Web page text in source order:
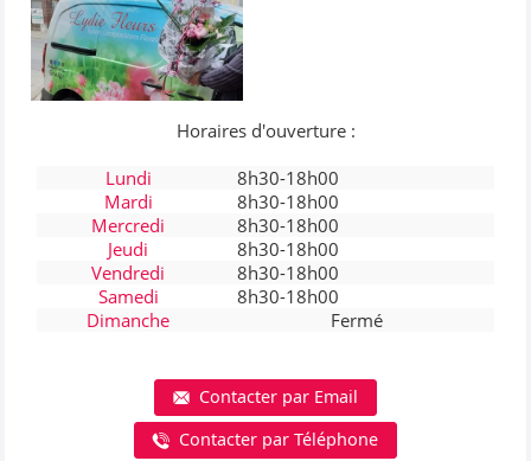
La boutiqueLydie Fleursvous accueille à
Thourotte.
Nathalie, Justine, Marie et Lydie mettent à votre
disposition leurs compétences professionnelles
Anniversaire, Baptême, communion, Mariage,
Deuil, Réception, Fêtes, ...
Horaires d'ouverture :
Lundi
8h30-18h00
Mardi
8h30-18h00
Mercredi
8h30-18h00
Jeudi
8h30-18h00
Vendredi
8h30-18h00
Samedi
8h30-18h00
Dimanche
Fermé
Contacter par Email
Contacter par Téléphone